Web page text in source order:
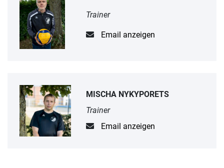
Trainer
Email anzeigen
MISCHA NYKYPORETS
Trainer
Email anzeigen